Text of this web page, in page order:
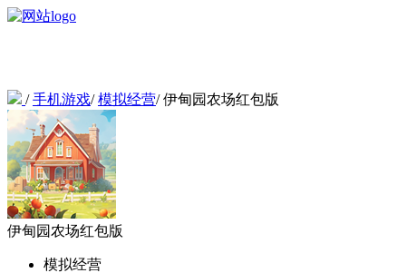
/手机游戏/模拟经营/伊甸园农场红包版
伊甸园农场红包版
模拟经营